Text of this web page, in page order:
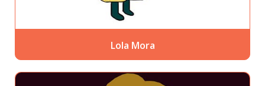
Lola Mora